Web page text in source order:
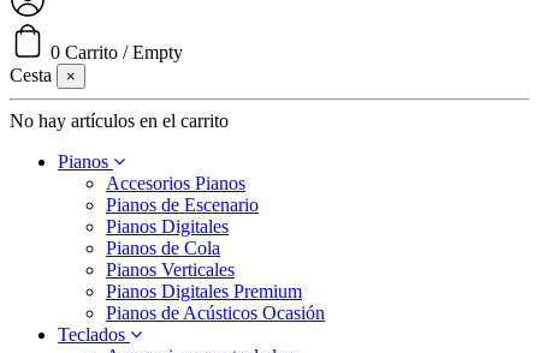
0 Carrito /Empty
Cesta
×
No hay artículos en el carrito
Pianos
Accesorios Pianos
Pianos de Escenario
Pianos Digitales
Pianos de Cola
Pianos Verticales
Pianos Digitales Premium
Pianos de Acústicos Ocasión
Teclados